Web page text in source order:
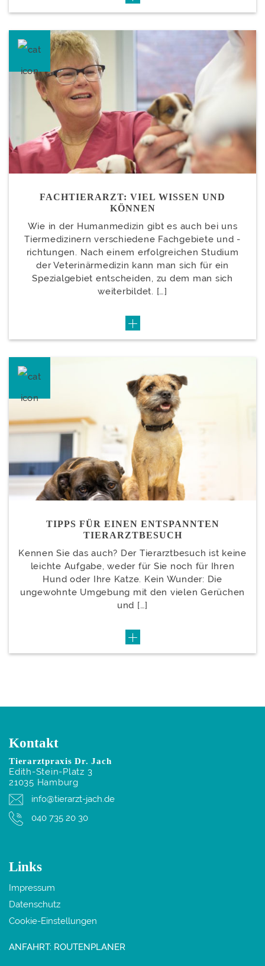
FACHTIERARZT: VIEL WISSEN UND
KÖNNEN
Wie in der Humanmedizin gibt es auch bei uns
Tiermedizinern verschiedene Fachgebiete und -
richtungen. Nach einem erfolgreichen Studium
der Veterinärmedizin kann man sich für ein
Spezialgebiet entscheiden, zu dem man sich
weiterbildet. […]
TIPPS FÜR EINEN ENTSPANNTEN
TIERARZTBESUCH
Kennen Sie das auch? Der Tierarztbesuch ist keine
leichte Aufgabe, weder für Sie noch für Ihren
Hund oder Ihre Katze. Kein Wunder: Die
ungewohnte Umgebung mit den vielen Gerüchen
und […]
Kontakt
Tierarztpraxis Dr. Jach
Edith-Stein-Platz 3
21035 Hamburg
info@tierarzt-jach.de
040 735 20 30
Links
Impressum
Datenschutz
Cookie-Einstellungen
ANFAHRT: ROUTENPLANER